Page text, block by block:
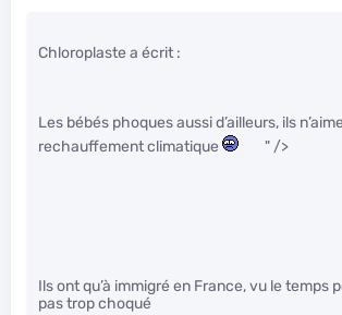
Chloroplaste a écrit :
Les bébés phoques aussi d’ailleurs, ils
rechauffement climatique
" />
Ils ont qu’à immigré en France, vu le temps
pas trop choqué